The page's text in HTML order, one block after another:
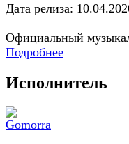
Дата релиза:
Официальный
Подробнее
Исполнитель